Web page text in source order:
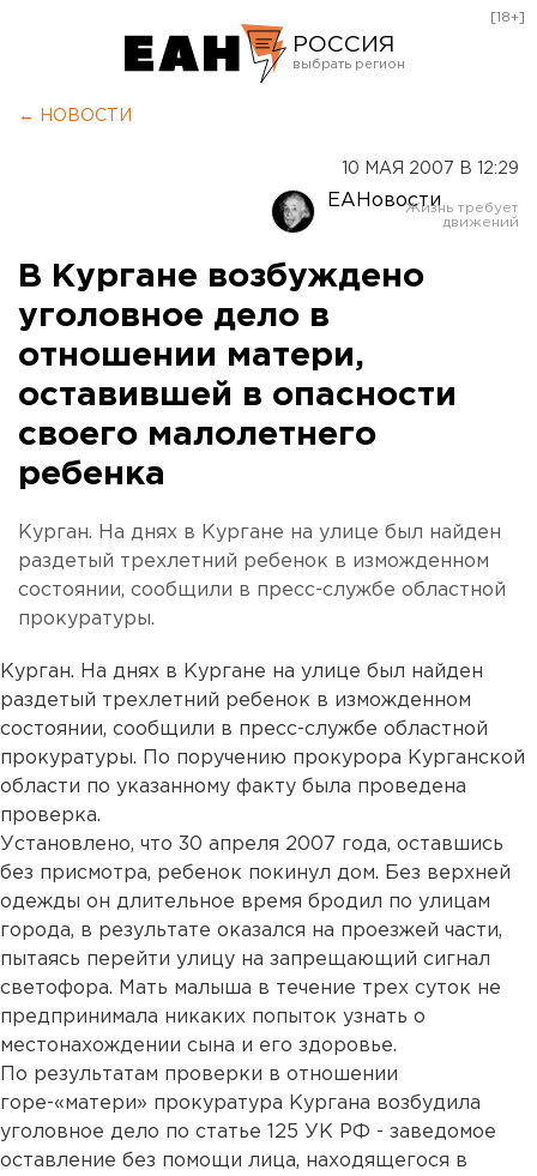
РОССИЯ
Оренбург
[18+]
← НОВОСТИ
10 МАЯ 2007 В 12:29
ЕАНовости
В Кургане возбуждено
уголовное дело в
отношении матери,
оставившей в опасности
своего малолетнего
ребенка
Курган. На днях в Кургане на улице был найден
раздетый трехлетний ребенок в изможденном
состоянии, сообщили в пресс-службе областной
прокуратуры.
Курган. На днях в Кургане на улице был найден
раздетый трехлетний ребенок в изможденном
состоянии, сообщили в пресс-службе областной
прокуратуры. По поручению прокурора Курганской
области по указанному факту была проведена
проверка.
Установлено, что 30 апреля 2007 года, оставшись
без присмотра, ребенок покинул дом. Без верхней
одежды он длительное время бродил по улицам
города, в результате оказался на проезжей части,
пытаясь перейти улицу на запрещающий сигнал
светофора. Мать малыша в течение трех суток не
предпринимала никаких попыток узнать о
местонахождении сына и его здоровье.
По результатам проверки в отношении
горе-«матери» прокуратура Кургана возбудила
уголовное дело по статье 125 УК РФ - заведомое
оставление без помощи лица, находящегося в